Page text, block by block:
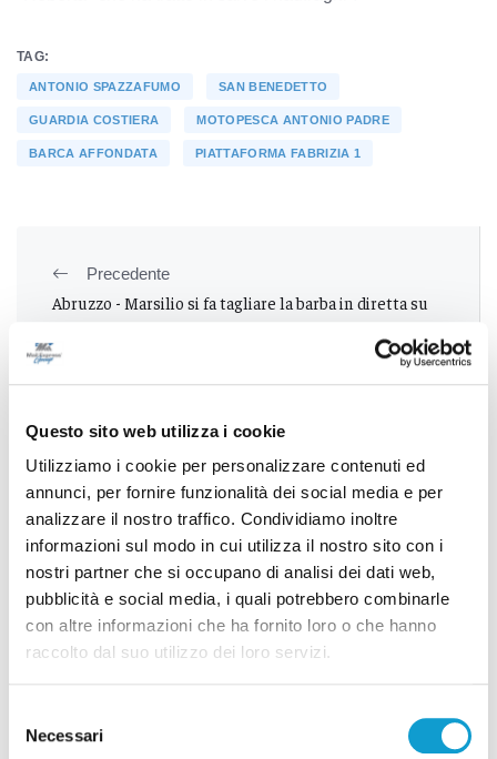
Questo sito web utilizza i cookie
Utilizziamo i cookie per personalizzare contenuti ed
annunci, per fornire funzionalità dei social media e per
analizzare il nostro traffico. Condividiamo inoltre
informazioni sul modo in cui utilizza il nostro sito con i
nostri partner che si occupano di analisi dei dati web,
pubblicità e social media, i quali potrebbero combinarle
con altre informazioni che ha fornito loro o che hanno
raccolto dal suo utilizzo dei loro servizi.
delNecessari
TAG:
ANTONIO SPAZZAFUMO SAN BENEDETTO
GUARDIA COSTIERA MOTOPESCA ANTONIO PADRE
BARCA AFFONDATA PIATTAFORMA FABRIZIA 1
Precedente
Abruzzo - Marsilio si fa tagliare la barba in diretta su
Successivo
Ternana-Ascoli del 27 aprile: ecco le limitazioni per i
tifosi bianconeri
Tutti gli articoli